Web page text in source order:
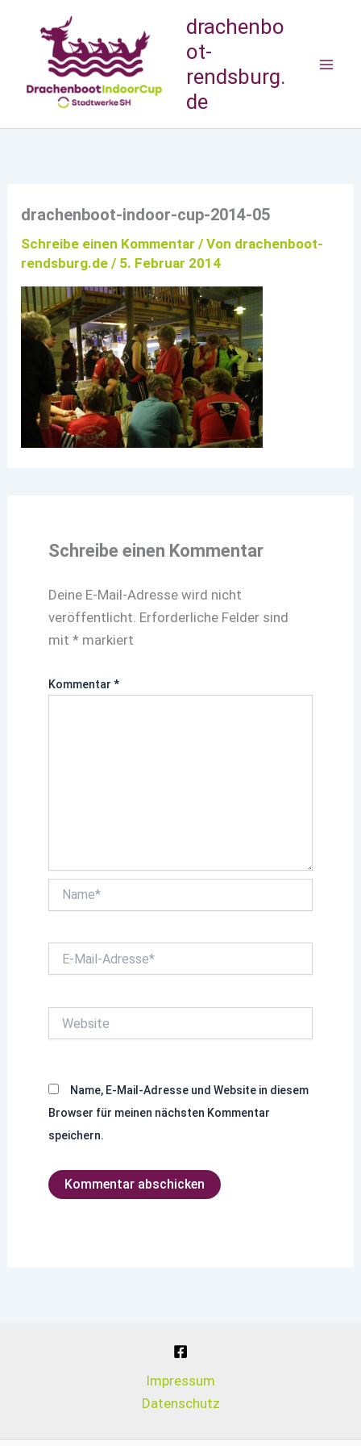
springen
drachenbo
ot-
rendsburg.
de
drachenboot-indoor-cup-2014-05
Schreibe einen Kommentar / Von drachenboot-
rendsburg.de/ 5. Februar 2014
Schreibe einen Kommentar
Deine E-Mail-Adresse wird nicht
veröffentlicht. Erforderliche Felder sind
mit* markiert
Kommentar*
Mail-
Name, E-Mail-Adresse und Website in diesem
Browser für meinen nächsten Kommentar
speichern.
Impressum
Datenschutz